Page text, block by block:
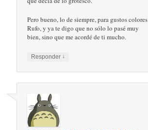
Pero bueno, lo de siempre, para gustos colores
Rufo, y ya te digo que no sólo lo pasé muy
bien, sino que me acordé de ti mucho.
Responder ↓